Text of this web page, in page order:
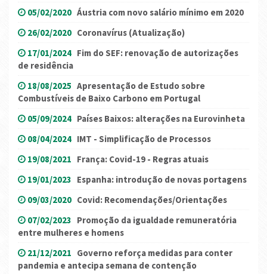
05/02/2020 Áustria com novo salário mínimo em 2020
26/02/2020 Coronavírus (Atualização)
17/01/2024 Fim do SEF: renovação de autorizações
de residência
18/08/2025 Apresentação de Estudo sobre
Combustíveis de Baixo Carbono em Portugal
05/09/2024 Países Baixos: alterações na Eurovinheta
08/04/2024 IMT - Simplificação de Processos
19/08/2021 França: Covid-19 - Regras atuais
19/01/2023 Espanha: introdução de novas portagens
09/03/2020 Covid: Recomendações/Orientações
07/02/2023 Promoção da igualdade remuneratória
entre mulheres e homens
21/12/2021 Governo reforça medidas para conter
pandemia e antecipa semana de contenção